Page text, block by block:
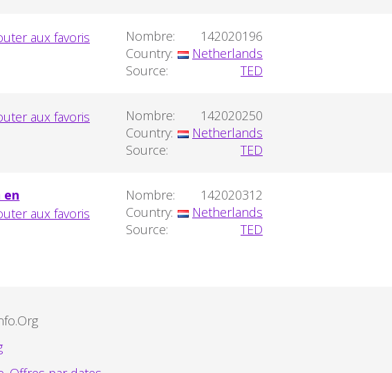
Nombre:
142020196
Country:
Netherlands
Source:
TED
Nombre:
142020250
Country:
Netherlands
Source:
TED
en
Nombre:
142020312
Country:
Netherlands
Source:
TED